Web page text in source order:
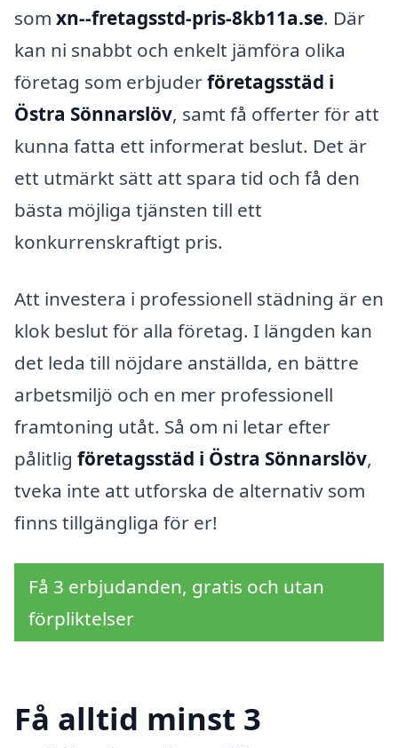
som xn--fretagsstd-pris-8kb11a.se. Där
kan ni snabbt och enkelt jämföra olika
företag som erbjuderföretagsstäd i
Östra Sönnarslöv, samt få offerter för att
kunna fatta ett informerat beslut. Det är
ett utmärkt sätt att spara tid och få den
bästa möjliga tjänsten till ett
konkurrenskraftigt pris.
Att investera i professionell städning är en
klok beslut för alla företag. I längden kan
det leda till nöjdare anställda, en bättre
arbetsmiljö och en mer professionell
framtoning utåt. Så om ni letar efter
pålitlig företagsstäd i Östra Sönnarslöv,
tveka inte att utforska de alternativ som
finns tillgängliga för er!
Få 3 erbjudanden, gratis och utan
förpliktelser
Få alltid minst 3